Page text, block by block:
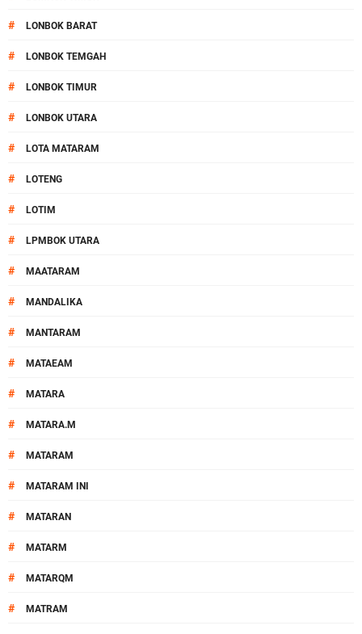
# LONBOK BARAT
# LONBOK TEMGAH
# LONBOK TIMUR
# LONBOK UTARA
# LOTA MATARAM
# LOTENG
# LOTIM
# LPMBOK UTARA
# MAATARAM
# MANDALIKA
# MANTARAM
# MATAEAM
# MATARA
# MATARA.M
# MATARAM
# MATARAM INI
# MATARAN
# MATARM
# MATARQM
# MATRAM